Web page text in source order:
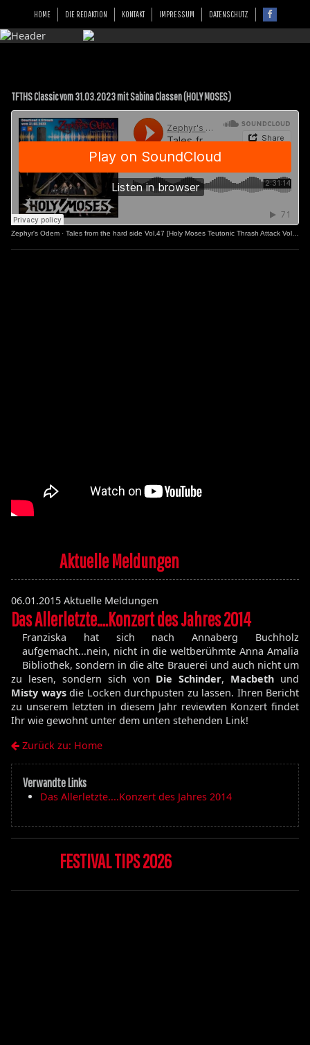
HOME DIE REDAKTION KONTAKT IMPRESSUM DATENSCHUTZ
TFTHS Classic vom 31.03.2023 mit Sabina Classen (HOLY MOSES)
Zephyr's Odem · Tales from the hard side Vol.47 [Holy Moses Teutonic Thrash Attack Vol.2]
Aktuelle Meldungen
06.01.2015 Aktuelle Meldungen
Das Allerletzte....Konzert des Jahres 2014
Franziska hat sich nach Annaberg Buchholz
aufgemacht...nein, nicht in die weltberühmte Anna Amalia
Bibliothek, sondern in die alte Brauerei und auch nicht um
zu lesen, sondern sich von Die Schinder, Macbeth und
Misty waysdie Locken durchpusten zu lassen. Ihren Bericht
zu unserem letzten in diesem Jahr reviewten Konzert findet
Ihr wie gewohnt unter dem unten stehenden Link!
Zurück zu: Home
Verwandte Links
Das Allerletzte....Konzert des Jahres 2014
FESTIVAL TIPS 2026